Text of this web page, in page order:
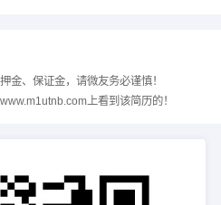
金、保证金，请微友务必谨慎！
www.m1utnb.com上看到该简历的！